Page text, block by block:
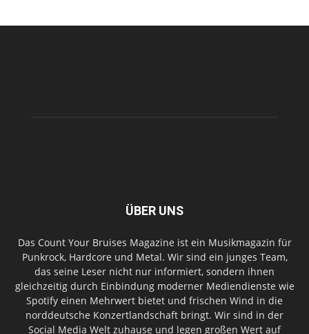
ÜBER UNS
Das Count Your Bruises Magazine ist ein Musikmagazin für
Punkrock, Hardcore und Metal. Wir sind ein junges Team,
das seine Leser nicht nur informiert, sondern ihnen
gleichzeitig durch Einbindung moderner Mediendienste wie
Spotify einen Mehrwert bietet und frischen Wind in die
norddeutsche Konzertlandschaft bringt. Wir sind in der
Social Media Welt zuhause und legen großen Wert auf